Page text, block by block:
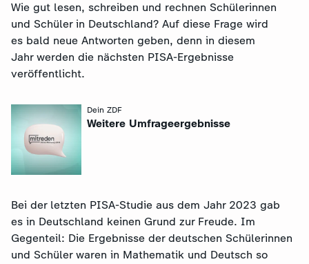
Wie gut lesen, schreiben und rechnen Schülerinnen
und Schüler in Deutschland? Auf diese Frage wird
es bald neue Antworten geben, denn in diesem
Jahr werden die nächsten PISA-Ergebnisse
veröffentlicht.
Dein ZDF
: Weitere Umfrageergebnisse
Bei der letzten PISA-Studie aus dem Jahr 2023 gab
es in Deutschland keinen Grund zur Freude. Im
Gegenteil: Die Ergebnisse der deutschen Schülerinnen
und Schüler waren in Mathematik und Deutsch so